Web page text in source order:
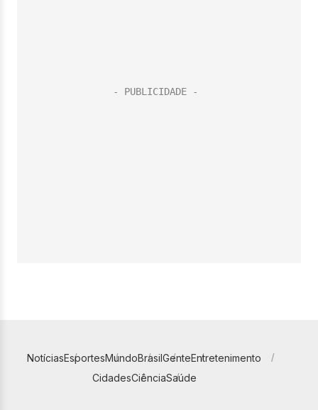
NotíciasEsportesMundoBrasilGenteEntretenimento
CidadesCiênciaSaúde